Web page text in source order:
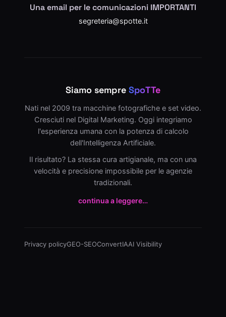
Una email per le comunicazioni IMPORTANTI
segreteria@spotte.it
Siamo sempre SpoTTe
Nati nel 2009 tra macchine fotografiche e set video.
Cresciuti nel Digital Marketing. Oggi integriamo
l'esperienza umana con la potenza di calcolo
dell'Intelligenza Artificiale.
Il risultato? La stessa cura artigianale, ma con una
velocità e precisione impossibile per le agenzie
tradizionali.
continua a leggere…
Privacy policyGEO-SEOConvertIAAI Visibility